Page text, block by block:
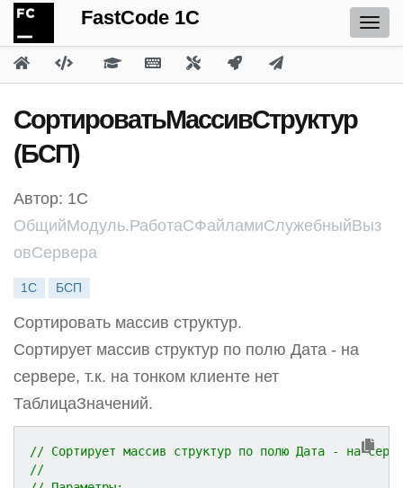
FastCode 1C
СортироватьМассивСтруктур
(БСП)
Автор: 1С
ОбщийМодуль.РаботаСФайламиСлужебныйВыз
овСервера
1С БСП
Сортировать массив структур.
Сортирует массив структур по полю Дата - на
сервере, т.к. на тонком клиенте нет
ТаблицаЗначений.
// Сортирует массив структур по полю Дата - на
//